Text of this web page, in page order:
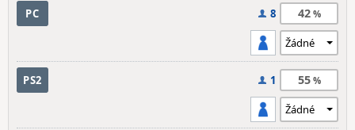
PC 8 42
PS2 1 55